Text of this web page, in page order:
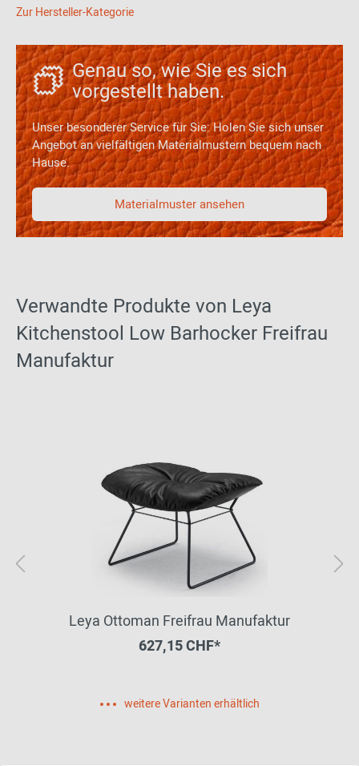
Zur Hersteller-Kategorie
Genau so, wie Sie es sich
vorgestellt haben.
Unser besonderer Service für Sie: Holen Sie sich unser
Angebot an vielfältigen Materialmustern bequem nach
Hause.
Materialmuster ansehen
Verwandte Produkte von Leya
Kitchenstool Low Barhocker Freifrau
Manufaktur
Leya Ottoman Freifrau Manufaktur
627,15 CHF*
weitere Varianten erhältlich